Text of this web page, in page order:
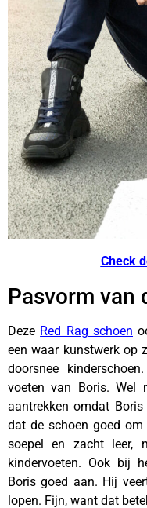
Check
Pasvorm van
Deze Red Rag schoen
een waar kunstwerk op
doorsnee
voeten van Boris. Wel
aantrekken omdat
dat de schoen goed
soepel en zacht leer,
kindervoeten. Ook bij
Boris goed aan. Hij
lopen. Fijn, want dat